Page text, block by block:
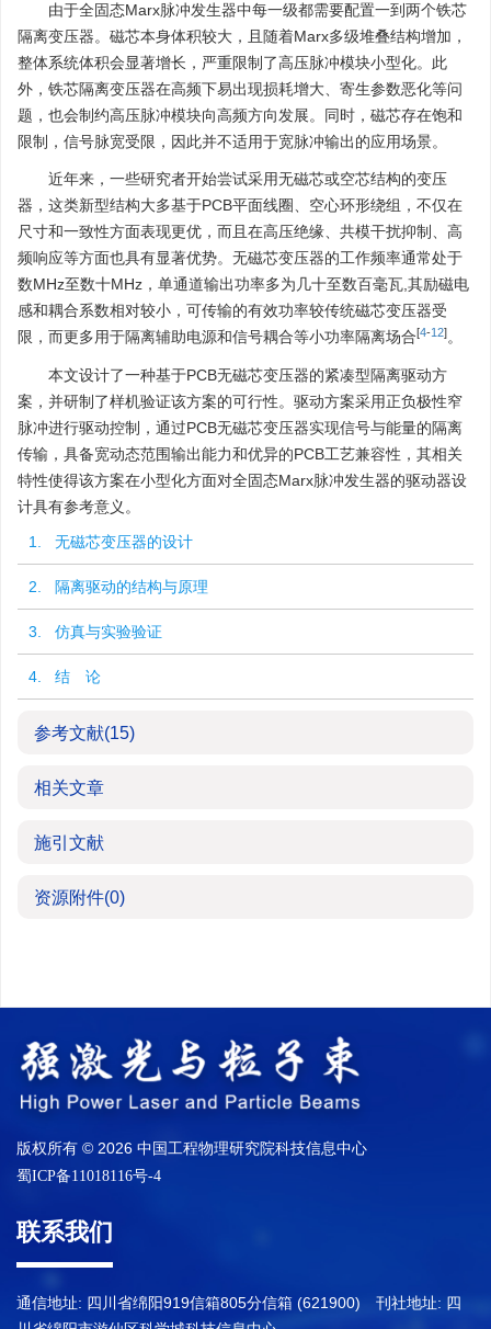
由于全固态Marx脉冲发生器中每一级都需要配置一到两个铁芯
隔离变压器。磁芯本身体积较大，且随着Marx多级堆叠结构增加，
整体系统体积会显著增长，严重限制了高压脉冲模块小型化。此
外，铁芯隔离变压器在高频下易出现损耗增大、寄生参数恶化等问
题，也会制约高压脉冲模块向高频方向发展。同时，磁芯存在饱和
限制，信号脉宽受限，因此并不适用于宽脉冲输出的应用场景。
近年来，一些研究者开始尝试采用无磁芯或空芯结构的变压
器，这类新型结构大多基于PCB平面线圈、空心环形绕组，不仅在
尺寸和一致性方面表现更优，而且在高压绝缘、共模干扰抑制、高
频响应等方面也具有显著优势。无磁芯变压器的工作频率通常处于
数MHz至数十MHz，单通道输出功率多为几十至数百毫瓦,其励磁电
感和耦合系数相对较小，可传输的有效功率较传统磁芯变压器受
限，而更多用于隔离辅助电源和信号耦合等小功率隔离场合[4-12]。
本文设计了一种基于PCB无磁芯变压器的紧凑型隔离驱动方
案，并研制了样机验证该方案的可行性。驱动方案采用正负极性窄
脉冲进行驱动控制，通过PCB无磁芯变压器实现信号与能量的隔离
传输，具备宽动态范围输出能力和优异的PCB工艺兼容性，其相关
特性使得该方案在小型化方面对全固态Marx脉冲发生器的驱动器设
计具有参考意义。
1. 无磁芯变压器的设计
2. 隔离驱动的结构与原理
3. 仿真与实验验证
4. 结 论
参考文献(15)
相关文章
施引文献
资源附件(0)
版权所有 © 2026 中国工程物理研究院科技信息中心
蜀ICP备11018116号-4
联系我们
通信地址: 四川省绵阳919信箱805分信箱 (621900) 刊社地址: 四